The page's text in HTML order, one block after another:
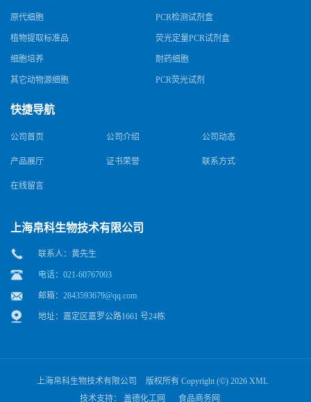
原代细胞 PCR检测试剂盒
植物提取标准品 荧光定量PCR试剂盒
细胞培养 耐药细胞
其它动物源细胞 PCR荧光试剂
快捷导航
公司首页 公司介绍 公司动态
产品展厅 证书荣誉 联系方式
在线留言
上海帛科生物技术有限公司
联系人：黄先生
电话：021-60767003
邮箱： 2843593679@qq.com
地址：嘉定区嘉罗公路1661 号24栋
上海帛科生物技术有限公司 版权所有 Copyright (©) 2026 XML
技术支持： 盖德化工网 食品商务网